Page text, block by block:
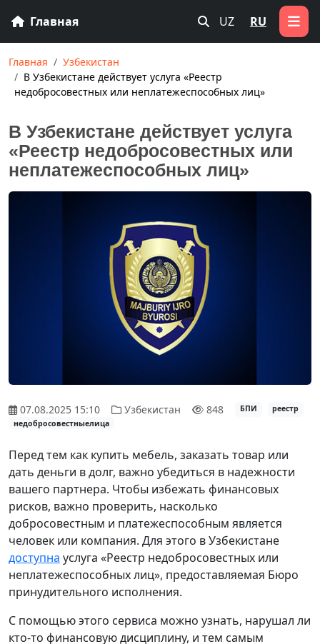
Главная UZ RU
Главная
Узбекистан
В Узбекистане действует услуга «Реестр
недобросовестных или неплатежеспособных лиц»
В Узбекистане действует услуга
«Реестр недобросовестных или
неплатежеспособных лиц»
07.08.2025 15:10 Узбекистан 848 БПИ
реестр
недобросовестныелица
Перед тем как купить мебель, заказать товар или
дать деньги в долг, важно убедиться в надежности
вашего партнера. Чтобы избежать финансовых
рисков, важно проверить, насколько
добросовестным и платежеспособным является
человек или компания. Для этого в Узбекистане
доступна услуга «Реестр недобросовестных или
неплатежеспособных лиц», предоставляемая Бюро
принудительного исполнения.
С помощью этого сервиса можно узнать, нарушал ли
кто-то финансовую дисциплину, и тем самым